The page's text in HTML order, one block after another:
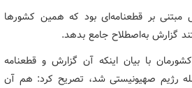
مبتنی بر قطعنامه‌ای بود که همین کشورها
گزارش به‌اصطلاح جامع بدهد.
با بیان اینکه آن گزارش و قطعنامه
رژیم صهیونیستی شد، تصریح کرد: هم آن